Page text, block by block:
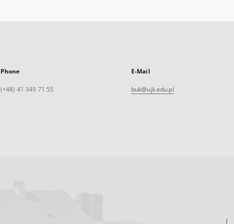
Phone
(+48) 41 349 71 55
E-Mail
buk@ujk.edu.pl